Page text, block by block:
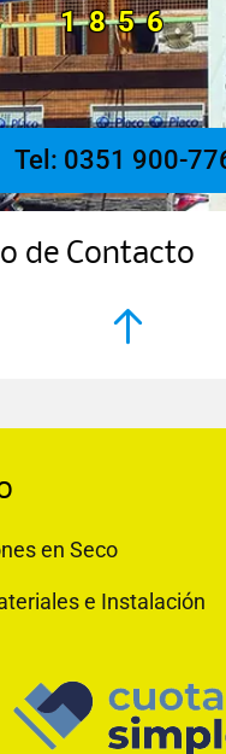
1856
Tel: 0351 900-
de Contacto
en Seco
e Instalación